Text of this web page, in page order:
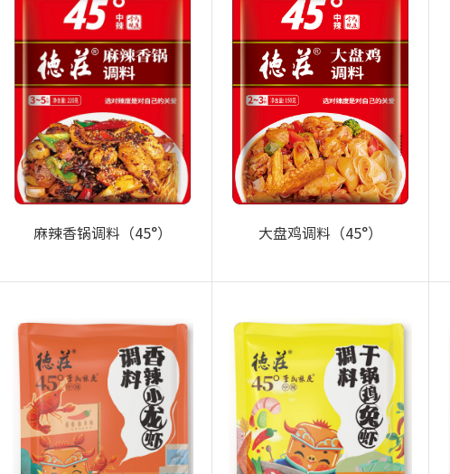
麻辣香锅调料（45°） 大盘鸡调料（45°）